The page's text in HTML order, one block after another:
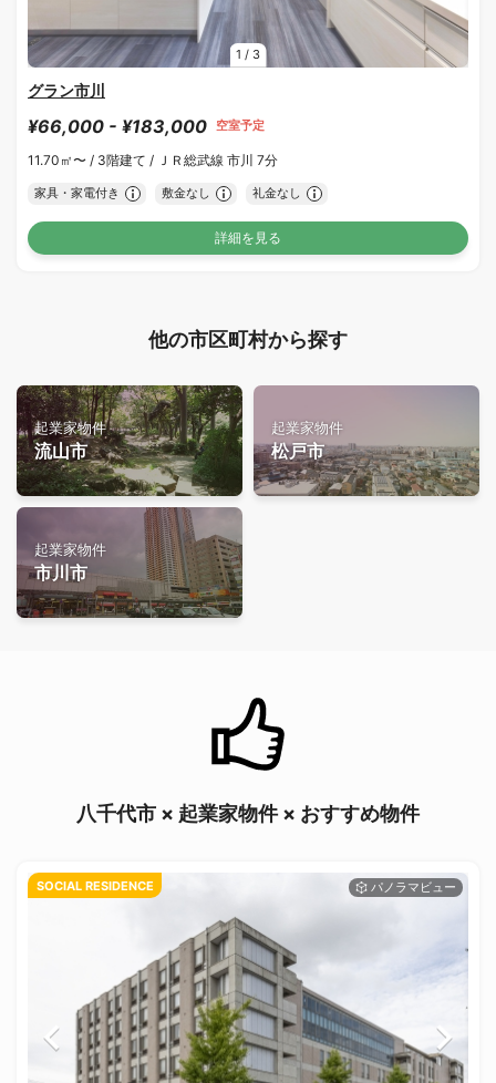
1 / 3
グラン市川
¥66,000 - ¥183,000 空室予定
11.70㎡〜 / 3階建て / ＪＲ総武線 市川 7分
家具・家電付き 敷金なし 礼金なし
詳細を見る
他の市区町村から探す
起業家物件
流山市
起業家物件
松戸市
起業家物件
市川市
八千代市 × 起業家物件 × おすすめ物件
SOCIAL RESIDENCE